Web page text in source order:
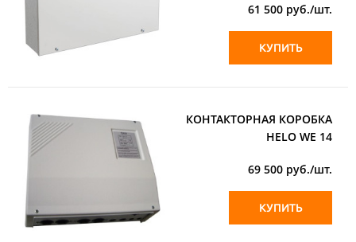
61 500 руб./шт.
КУПИТЬ
КОНТАКТОРНАЯ КОРОБКА
HELO WE 14
69 500 руб./шт.
КУПИТЬ